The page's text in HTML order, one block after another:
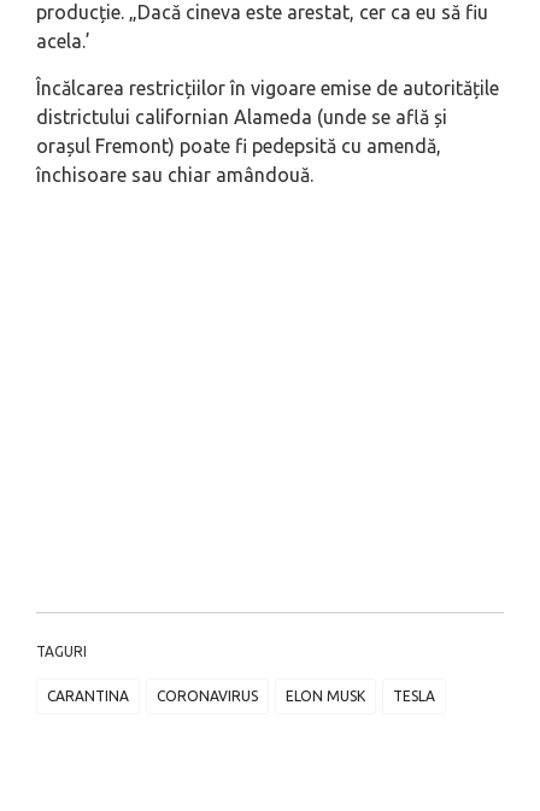
producție. „Dacă cineva este arestat, cer ca eu să fiu
acela.’
Încălcarea restricțiilor în vigoare emise de autoritățile
districtului californian Alameda (unde se află și
orașul Fremont) poate fi pedepsită cu amendă,
închisoare sau chiar amândouă.
TAGURI
CARANTINA CORONAVIRUS ELON MUSK TESLA